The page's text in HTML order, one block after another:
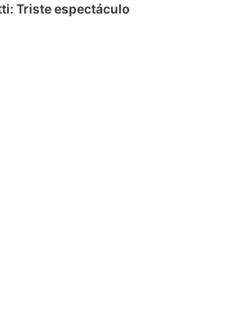
Triste espectáculo